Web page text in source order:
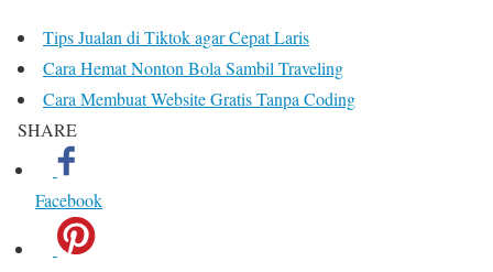
Tips Jualan di Tiktok agar Cepat Laris
Cara Hemat Nonton Bola Sambil Traveling
Cara Membuat Website Gratis Tanpa Coding
SHARE
Facebook